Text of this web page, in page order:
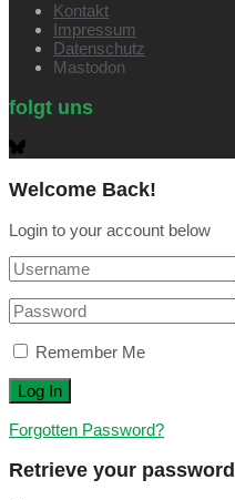
Kontakt
Impressum
Datenschutz
Mastodon
folgt uns
Welcome Back!
Login to your account below
Remember Me
Forgotten Password?
Retrieve your password